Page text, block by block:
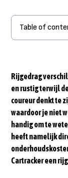
Rijgedrag
en rustig terwijl
coureur denkt te
waardoor je niet
handig om te
heeft namelijk
Cartracker een
Table of
Waarom
over jouw
Motiveer